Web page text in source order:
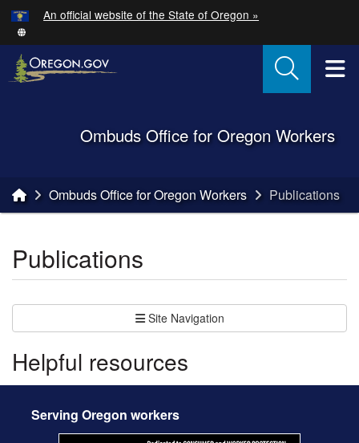
Skip to main content
An official website of the State of Oregon »
Back to HomeOmbuds Office for Oregon Workers
You are here:Ombuds Office for Oregon Workers Publications
Publications
Site Navigation
Helpful resources
Serving Oregon workers
Hidden Submit